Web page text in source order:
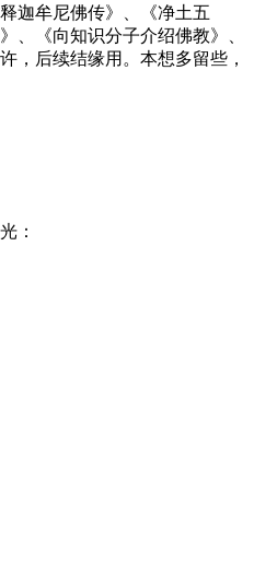
迦牟尼佛传》、《净土五
、《向知识分子介绍佛教》、
，后续结缘用。本想多留些，
：